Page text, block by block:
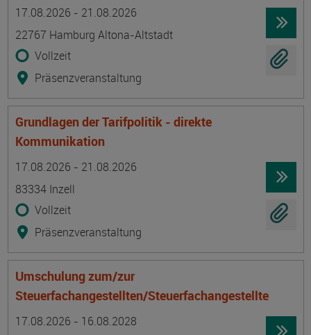
17.08.2026 - 21.08.2026
22767 Hamburg Altona-Altstadt
Vollzeit
Präsenzveranstaltung
Grundlagen der Tarifpolitik - direkte
Kommunikation
17.08.2026 - 21.08.2026
83334 Inzell
Vollzeit
Präsenzveranstaltung
Umschulung zum/zur
Steuerfachangestellten/Steuerfachangestellte
17.08.2026 - 16.08.2028